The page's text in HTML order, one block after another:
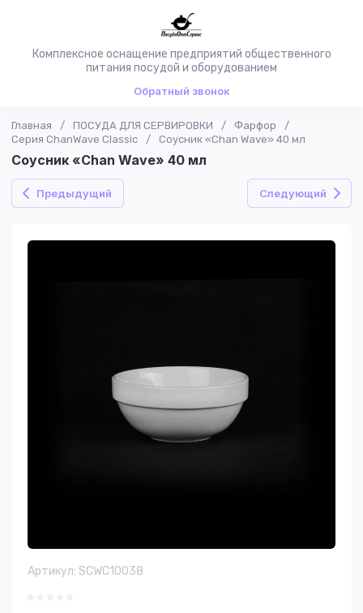
Комплексное оснащение предприятий общественного
питания посудой и оборудованием
Обратный звонок
Главная / ПОСУДА ДЛЯ СЕРВИРОВКИ / Фарфор
/
Серия ChanWave Classic
/ Соусник «Chan Wave» 40 мл
Соусник «Chan Wave» 40 мл
Предыдущий Следующий
Артикул: SCWC10038